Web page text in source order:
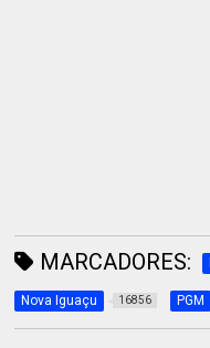
MARCADORES:
Nova Iguaçu 16856 PGM